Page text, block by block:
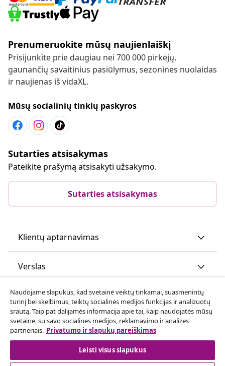
Prenumeruokite mūsų naujienlaiškį
Prisijunkite prie daugiau nei 700 000 pirkėjų,
gaunančių savaitinius pasiūlymus, sezonines nuolaidas
ir naujienas iš vidaXL.
Mūsų socialinių tinklų paskyros
Sutarties atsisakymas
Pateikite prašymą atsisakyti užsakymo.
Sutarties atsisakymas
Klientų aptarnavimas
Verslas
vidaXL
Atraskite daugiau
Naudojame slapukus, kad svetainė veiktų tinkamai, suasmenintų
turinį bei skelbimus, teiktų socialinės medijos funkcijas ir analizuotų
srautą. Taip pat dalijamės informacija apie tai, kaip naudojatės mūsų
svetaine, su savo socialinės medijos, reklamavimo ir analizės
partneriais. Privatumo ir slapukų pareiškimas
Leisti visus slapukus